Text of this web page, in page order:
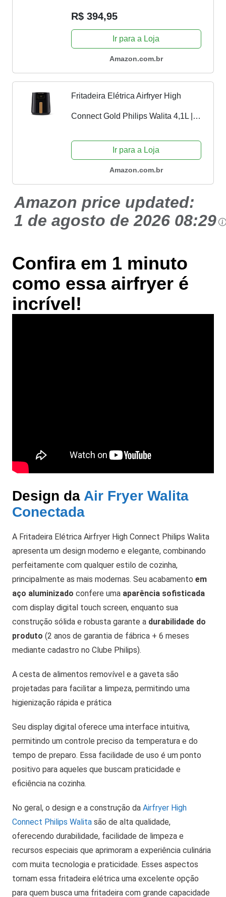
capacidade, 220V, 1400W -
R$ 394,95
Ir para a Loja
Amazon.com.br
Fritadeira Elétrica Airfryer High
Connect Gold Philips Walita 4,1L |
Ir para a Loja
Amazon.com.br
Amazon price updated:
1 de agosto de 2026 08:29
Confira em 1 minuto
como essa airfryer é
incrível!
Design da Air Fryer Walita
Conectada
A Fritadeira Elétrica Airfryer High Connect Philips Walita
apresenta um design moderno e elegante, combinando
perfeitamente com qualquer estilo de cozinha,
principalmente as mais modernas. Seu acabamento em
aço aluminizado confere uma aparência sofisticada
com display digital touch screen, enquanto sua
construção sólida e robusta garante a durabilidade do
produto (2 anos de garantia de fábrica + 6 meses
mediante cadastro no Clube Philips).
A cesta de alimentos removível e a gaveta são
projetadas para facilitar a limpeza, permitindo uma
higienização rápida e prática
Seu display digital oferece uma interface intuitiva,
permitindo um controle preciso da temperatura e do
tempo de preparo. Essa facilidade de uso é um ponto
positivo para aqueles que buscam praticidade e
eficiência na cozinha.
No geral, o design e a construção da Airfryer High
Connect Philips Walita são de alta qualidade,
oferecendo durabilidade, facilidade de limpeza e
recursos especiais que aprimoram a experiência culinária
com muita tecnologia e praticidade. Esses aspectos
tornam essa fritadeira elétrica uma excelente opção
para quem busca uma fritadeira com grande capacidade